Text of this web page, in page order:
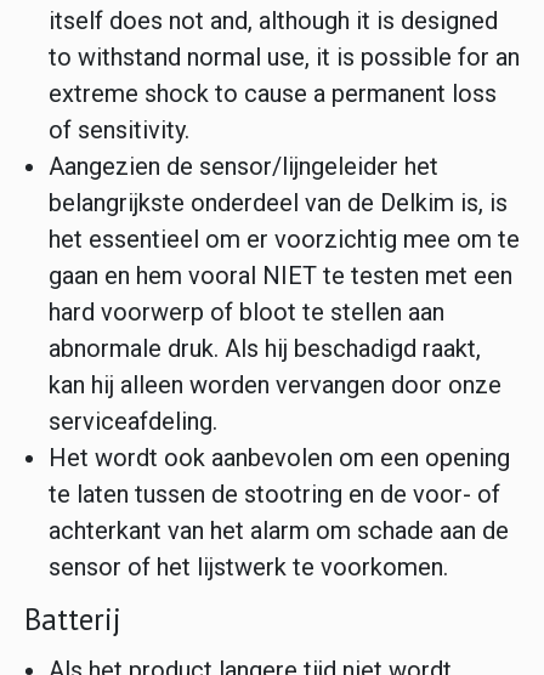
itself does not and, although it is designed
to withstand normal use, it is possible for an
extreme shock to cause a permanent loss
of sensitivity.
Aangezien de sensor/lijngeleider het
belangrijkste onderdeel van de Delkim is, is
het essentieel om er voorzichtig mee om te
gaan en hem vooral NIET te testen met een
hard voorwerp of bloot te stellen aan
abnormale druk. Als hij beschadigd raakt,
kan hij alleen worden vervangen door onze
serviceafdeling.
Het wordt ook aanbevolen om een opening
te laten tussen de stootring en de voor- of
achterkant van het alarm om schade aan de
sensor of het lijstwerk te voorkomen.
Batterij